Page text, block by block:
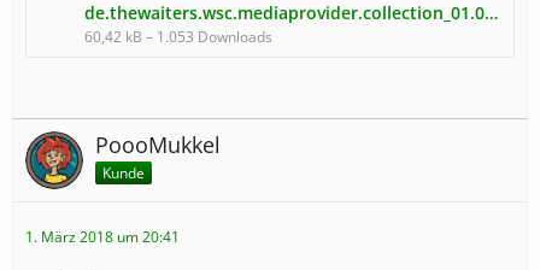
de.thewaiters.wsc.mediaprovider.collection_01.03.2018.tar
60,42 kB – 1.053 Downloads
PoooMukkel
Kunde
1. März 2018 um 20:41